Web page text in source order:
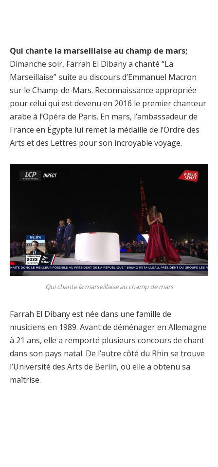
Qui chante la marseillaise au champ de mars;
Dimanche soir, Farrah El Dibany a chanté “La
Marseillaise” suite au discours d’Emmanuel Macron
sur le Champ-de-Mars. Reconnaissance appropriée
pour celui qui est devenu en 2016 le premier chanteur
arabe à l’Opéra de Paris. En mars, l’ambassadeur de
France en Égypte lui remet la médaille de l’Ordre des
Arts et des Lettres pour son incroyable voyage.
Qui chante la marseillaise au champ de mars
Farrah El Dibany est née dans une famille de
musiciens en 1989. Avant de déménager en Allemagne
à 21 ans, elle a remporté plusieurs concours de chant
dans son pays natal. De l’autre côté du Rhin se trouve
l’Université des Arts de Berlin, où elle a obtenu sa
maîtrise.